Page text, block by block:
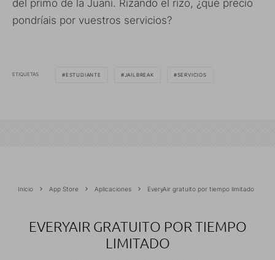
del primo de la Juani. Rizando el rizo, ¿qué precio
pondríais por vuestros servicios?
ETIQUETAS ESTUDIANTE JAILBREAK SERVICIOS
Inicio App Store Aplicaciones EveryAir gratuito por tiempo limitado
EVERYAIR GRATUITO POR TIEMPO
LIMITADO